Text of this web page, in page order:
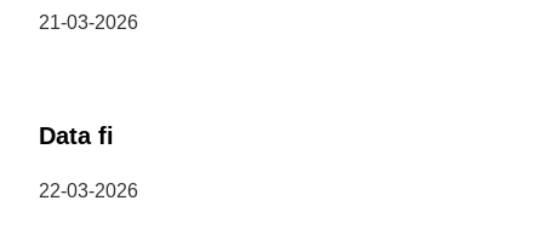
21-03-2026
Data fi
22-03-2026